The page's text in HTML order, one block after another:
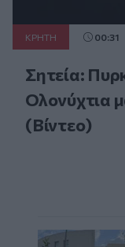
ΚΡΗΤΗ 00:31
Σητεία:
Ολονύχτια
(Βίντεο)